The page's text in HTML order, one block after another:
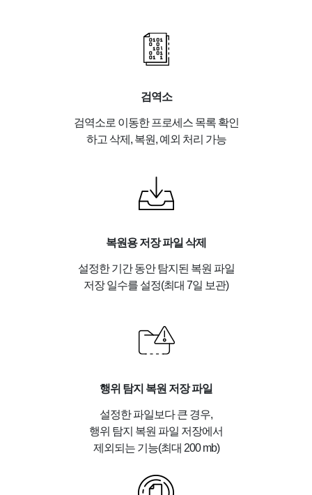
검역소
검역소로 이동한 프로세스 목록 확인
하고 삭제, 복원, 예외 처리 가능
복원용 저장 파일 삭제
설정한 기간 동안 탐지된 복원 파일
저장 일수를 설정(최대 7일 보관)
행위 탐지 복원 저장 파일
설정한 파일보다 큰 경우,
행위 탐지 복원 파일 저장에서
제외되는 기능(최대 200 mb)